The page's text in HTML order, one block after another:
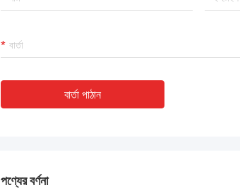
বার্তা পাঠান
পণ্যের বর্ণনা